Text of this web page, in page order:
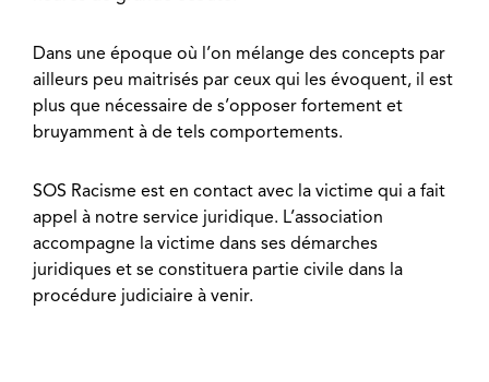
Dans une époque où l’on mélange des concepts par
ailleurs peu maitrisés par ceux qui les évoquent, il est
plus que nécessaire de s’opposer fortement et
bruyamment à de tels comportements.
SOS Racisme est en contact avec la victime qui a fait
appel à notre service juridique. L’association
accompagne la victime dans ses démarches
juridiques et se constituera partie civile dans la
procédure judiciaire à venir.